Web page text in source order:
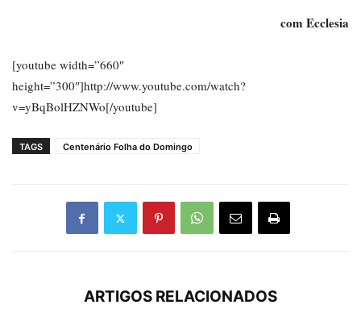
com Ecclesia
[youtube width=”660″
height=”300″]http://www.youtube.com/watch?
v=yBqBolHZNWo[/youtube]
TAGS Centenário Folha do Domingo
ARTIGOS RELACIONADOS